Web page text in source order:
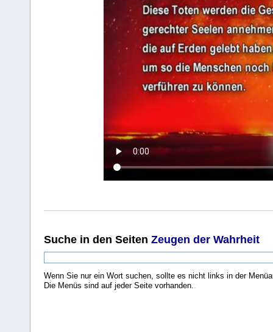
Suche in den Seiten Zeugen der Wahrheit
Wenn Sie nur ein Wort suchen, sollte es nicht links in der
Die Menüs sind auf jeder Seite vorhanden..